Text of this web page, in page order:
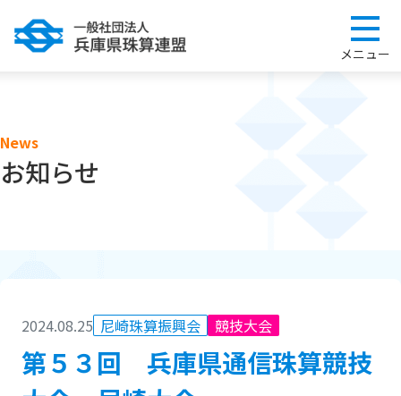
News
お知らせ
2024.08.25 尼崎珠算振興会 競技大会
第５３回 兵庫県通信珠算競技